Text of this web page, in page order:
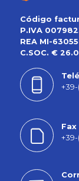
Código
P.IVA
REA MI-
C.SOC. €
+39-
Fax
+39-